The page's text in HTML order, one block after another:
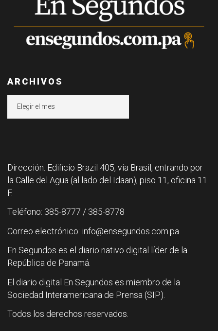
ARCHIVOS
Dirección: Edificio Brazil 405, vía Brasil, entrando por
la Calle del Agua (al lado del Idaan), piso 11, oficina 11
F.
Teléfono: 385-8777 / 385-8778
Correo electrónico: info@ensegundos.com.pa
En Segundos es el diario nativo digital líder de la
República de Panamá.
El diario digital En Segundos es miembro de la
Sociedad Interamericana de Prensa (SIP).
Todos los derechos reservados.